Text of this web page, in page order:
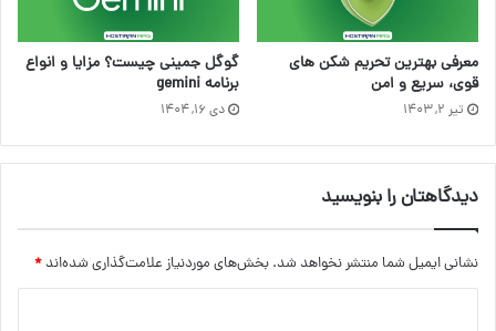
معرفی بهترین تحریم شکن های
قوی، سریع و امن
تیر ۲, ۱۴۰۳
گوگل جمینی چیست؟ مزایا و انواع
برنامه gemini
دی ۱۶, ۱۴۰۴
دیدگاهتان را بنویسید
نشانی ایمیل شما منتشر نخواهد شد. بخش‌های موردنیاز علامت‌گذاری شده‌اند *